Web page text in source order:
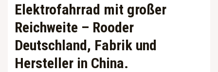
Elektrofahrrad mit großer
Reichweite – Rooder
Deutschland, Fabrik und
Hersteller in China.